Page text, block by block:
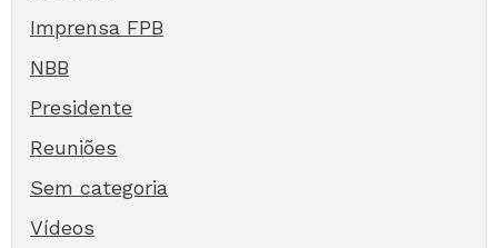
Imprensa FPB
NBB
Presidente
Reuniões
Sem categoria
Vídeos